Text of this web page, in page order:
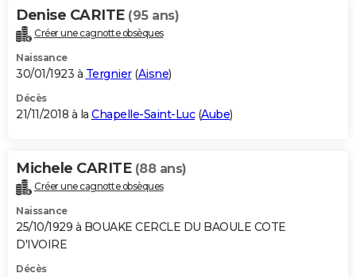
Denise CARITE (95 ans)
Créer une cagnotte obsèques
Naissance
30/01/1923 à Tergnier(Aisne)
Décès
21/11/2018 à la Chapelle-Saint-Luc(Aube)
Michele CARITE (88 ans)
Créer une cagnotte obsèques
Naissance
25/10/1929 à BOUAKE CERCLE DU BAOULE COTE
D'IVOIRE
Décès